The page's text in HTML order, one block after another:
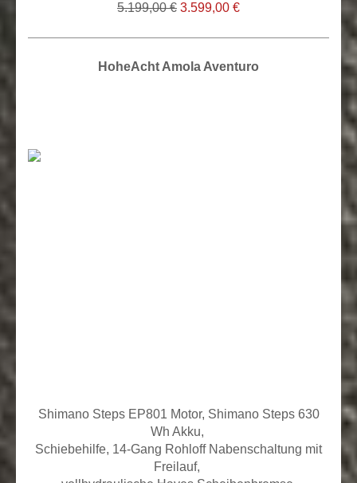
5.199,00 € 3.599,00 €
HoheAcht Amola Aventuro
Shimano Steps EP801 Motor, Shimano Steps 630
Wh Akku,
Schiebehilfe, 14-Gang Rohloff Nabenschaltung mit
Freilauf,